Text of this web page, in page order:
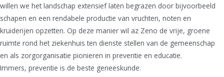
willen we het landschap extensief laten begrazen door bijvoorbeeld
schapen en een rendabele productie van vruchten, noten en
kruiderijen opzetten. Op deze manier wil az Zeno de vrije, groene
ruimte rond het ziekenhuis ten dienste stellen van de gemeenschap
en als zorgorganisatie pionieren in preventie en educatie.
Immers, preventie is de beste geneeskunde.